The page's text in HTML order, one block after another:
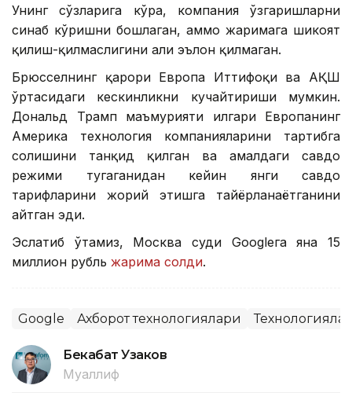
Унинг сўзларига кўра, компания ўзгаришларни
синаб кўришни бошлаган, аммо жаримага шикоят
қилиш-қилмаслигини ҳали эълон қилмаган.
Брюсселнинг қарори Европа Иттифоқи ва АҚШ
ўртасидаги кескинликни кучайтириши мумкин.
Дональд Трамп маъмурияти илгари Европанинг
Америка технология компанияларини тартибга
солишини танқид қилган ва амалдаги савдо
режими тугаганидан кейин янги савдо
тарифларини жорий этишга тайёрланаётганини
айтган эди.
Эслатиб ўтамиз, Москва суди Googleга яна 15
миллион рубль жарима солди.
Google Ахборот технологиялари
Бекабат Узаков
Муаллиф